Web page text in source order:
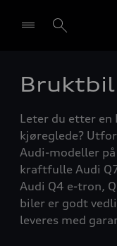
Velg
Leter du etter
kjøreglede?
Audi-modeller
kraftfulle Audi
Audi Q4 e-tron,
biler er godt
leveres med